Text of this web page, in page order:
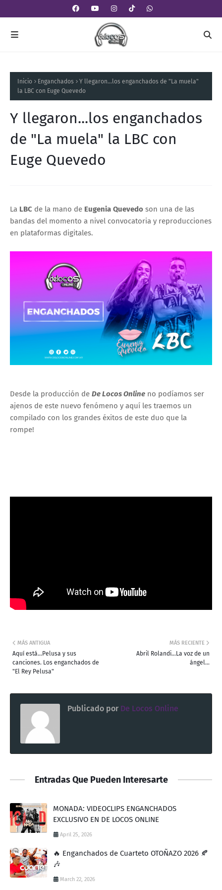
Inicio Enganchados
Y llegaron...los enganchados de "La muela"
la LBC con Euge Quevedo
Y llegaron...los enganchados
de "La muela" la LBC con
Euge Quevedo
La LBC de la mano de Eugenia Quevedo son una de las
bandas del momento a nivel convocatoria y reproducciones
en plataformas digitales.
Desde la producción de De Locos Online no podíamos ser
ajenos de este nuevo fenómeno y aquí les traemos un
compilado con los grandes éxitos de este duo que la
rompe!
MÁS RECIENTE
Abril Rolandi...La voz de un
ángel...
MÁS ANTIGUA
Aquí está...Pelusa y sus
canciones. Los enganchados de
"El Rey Pelusa"
Publicado por De Locos Online
Entradas Que Pueden Interesarte
MONADA: VIDEOCLIPS ENGANCHADOS
EXCLUSIVO EN DE LOCOS ONLINE
April 25, 2026
🔥 Enganchados de Cuarteto OTOÑAZO 2026 🍂
🎶
March 22, 2026